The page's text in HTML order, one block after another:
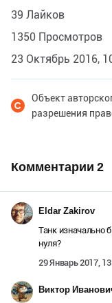
39 Лайков
1350 Просмотров
23 Октябрь 2016,
Объект
разрешения
Комментарии 2
Eldar Zakirov
Танк изначально
нуля?
29 Январь 2017,
Виктор